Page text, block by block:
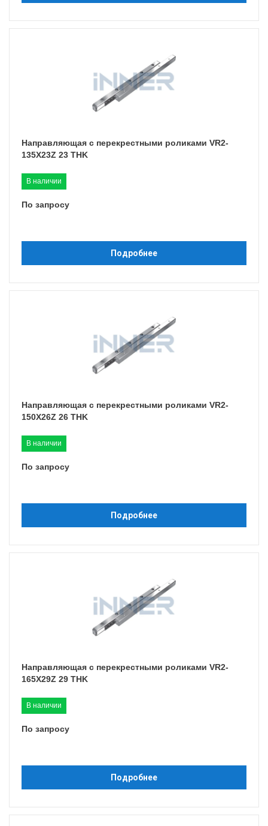
Направляющая с перекрестными роликами VR2-
135X23Z 23 THK
В наличии
По запросу
Подробнее
Направляющая с перекрестными роликами VR2-
150X26Z 26 THK
В наличии
По запросу
Подробнее
Направляющая с перекрестными роликами VR2-
165X29Z 29 THK
В наличии
По запросу
Подробнее